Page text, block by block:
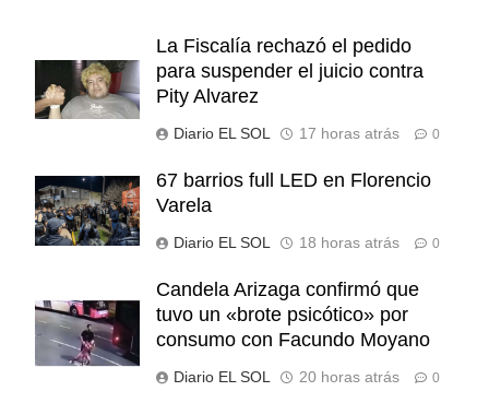
La Fiscalía rechazó el pedido
para suspender el juicio contra
Pity Alvarez
Diario EL SOL 17 horas atrás 0
67 barrios full LED en Florencio
Varela
Diario EL SOL 18 horas atrás 0
Candela Arizaga confirmó que
tuvo un «brote psicótico» por
consumo con Facundo Moyano
Diario EL SOL 20 horas atrás 0